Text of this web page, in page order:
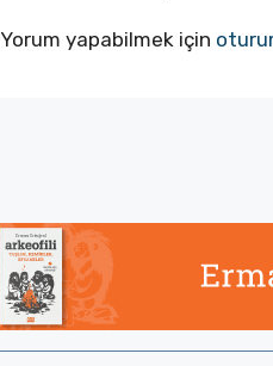
Yorum yapabilmek için